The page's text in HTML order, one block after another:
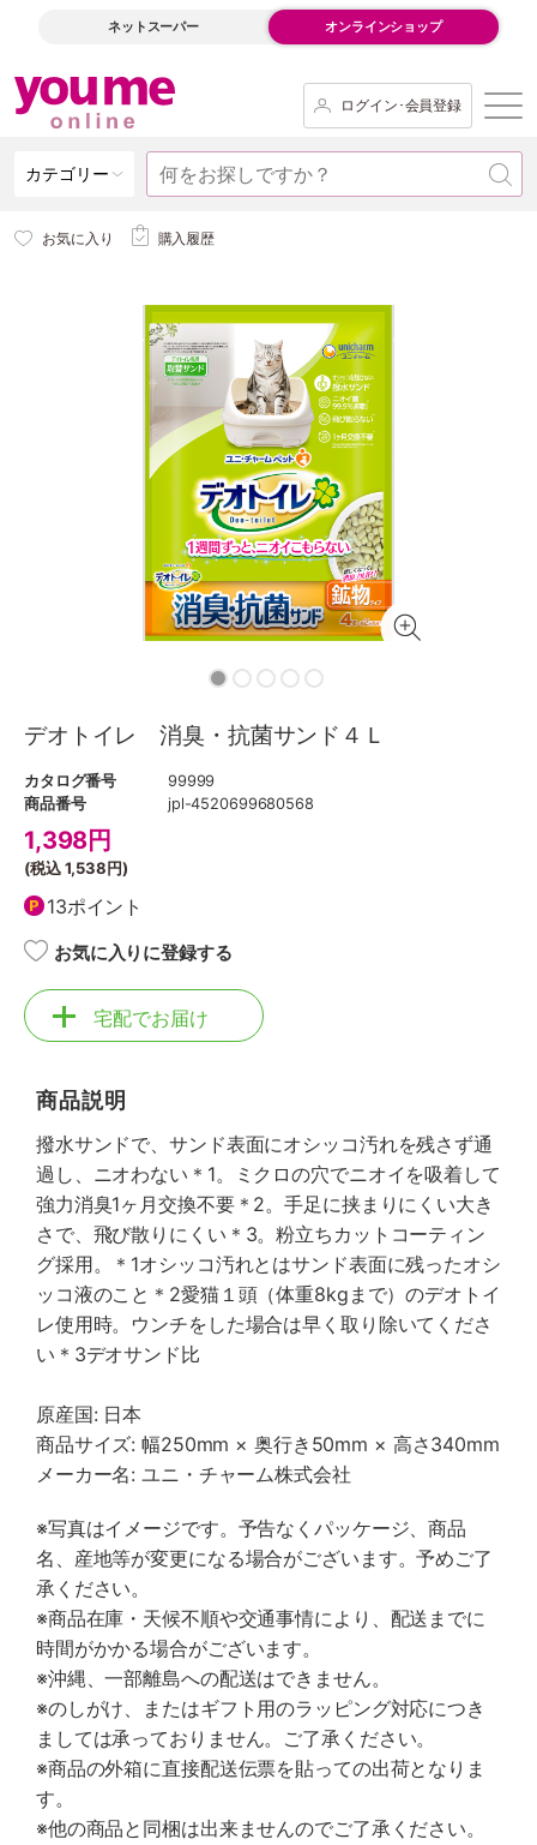
ネットスーパー オンラインショップ
ログイン･会員登録
カテゴリー
お気に入り 購入履歴
デオトイレ 消臭・抗菌サンド４Ｌ
カタログ番号
99999
商品番号
jpl-4520699680568
1,398円
(税込1,538円)
13ポイント
お気に入りに登録する
宅配でお届け
商品説明
撥水サンドで、サンド表面にオシッコ汚れを残さず通
過し、ニオわない＊1。ミクロの穴でニオイを吸着して
強力消臭1ヶ月交換不要＊2。手足に挟まりにくい大き
さで、飛び散りにくい＊3。粉立ちカットコーティン
グ採用。＊1オシッコ汚れとはサンド表面に残ったオシ
ッコ液のこと＊2愛猫１頭（体重8kgまで）のデオトイ
レ使用時。ウンチをした場合は早く取り除いてくださ
い＊3デオサンド比
原産国: 日本
商品サイズ: 幅250mm × 奥行き50mm × 高さ340mm
メーカー名: ユニ・チャーム株式会社
※写真はイメージです。予告なくパッケージ、商品
名、産地等が変更になる場合がございます。予めご了
承ください。
※商品在庫・天候不順や交通事情により、配送までに
時間がかかる場合がございます。
※沖縄、一部離島への配送はできません。
※のしがけ、またはギフト用のラッピング対応につき
ましては承っておりません。ご了承ください。
※商品の外箱に直接配送伝票を貼っての出荷となりま
す。
※他の商品と同梱は出来ませんのでご了承ください。